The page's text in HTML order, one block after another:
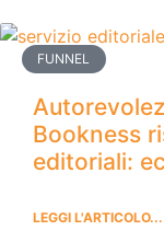
FUNNEL
Bookness
editoriali:
LEGGI L'ARTICOLO...